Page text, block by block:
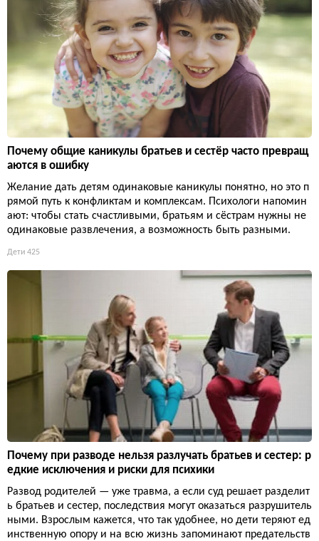
Почему общие каникулы братьев и сестёр часто превращ
аются в ошибку
Желание дать детям одинаковые каникулы понятно, но это п
рямой путь к конфликтам и комплексам. Психологи напомин
ают: чтобы стать счастливыми, братьям и сёстрам нужны не
одинаковые развлечения, а возможность быть разными.
Дети 425
Почему при разводе нельзя разлучать братьев и сестер: р
едкие исключения и риски для психики
Развод родителей — уже травма, а если суд решает разделит
ь братьев и сестер, последствия могут оказаться разрушитель
ными. Взрослым кажется, что так удобнее, но дети теряют ед
инственную опору и на всю жизнь запоминают предательств